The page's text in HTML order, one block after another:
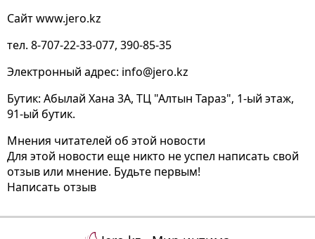
Сайт www.jero.kz
тел. 8-707-22-33-077, 390-85-35
Электронный адрес: info@jero.kz
Бутик: Абылай Хана 3А, ТЦ "Алтын Тараз", 1-ый этаж,
91-ый бутик.
Мнения читателей об этой новости
Для этой новости еще никто не успел написать свой
отзыв или мнение. Будьте первым!
Написать отзыв